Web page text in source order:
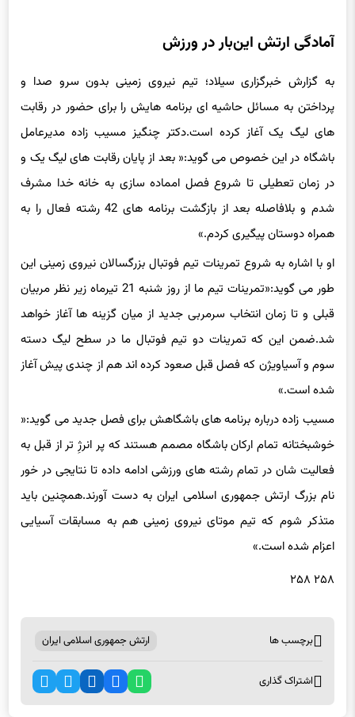
آمادگی ارتش این‌بار در ورزش
به گزارش خبرگزاری سیلاد؛ تیم نیروی زمینی بدون سرو صدا و
پرداختن به مسائل حاشیه ای برنامه هایش را برای حضور در رقابت
های لیگ یک آغاز کرده است.دکتر چنگیز مسیب زاده مدیرعامل
باشگاه در این خصوص می گوید:« بعد از پایان رقابت های لیگ یک و
در زمان تعطیلی تا شروع فصل امماده سازی به خانه خدا مشرف
شدم و بلافاصله بعد از بازگشت برنامه های 42 رشته فعال را به
همراه دوستان پیگیری کردم.»
او با اشاره به شروع تمرینات تیم فوتبال بزرگسالان نیروی زمینی این
طور می گوید:«تمرینات تیم ما از روز شنبه 21 تیرماه زیر نظر مربیان
قبلی و تا زمان انتخاب سرمربی جدید از میان گزینه ها آغاز خواهد
شد.ضمن این که تمرینات دو تیم فوتبال ما در سطح لیگ دسته
سوم و آسیاویژن که فصل قبل صعود کرده اند هم از چندی پیش آغاز
شده است.»
مسیب زاده درباره برنامه های باشگاهش برای فصل جدید می گوید:«
خوشبختانه تمام ارکان باشگاه مصمم هستند که پر انرژِ تر از قبل به
فعالیت شان در تمام رشته های ورزشی ادامه داده تا نتایجی در خور
نام بزرگ ارتش جمهوری اسلامی ایران به دست آورند.همچنین باید
متذکر شوم که تیم موتای نیروی زمینی هم به مسابقات آسیایی
اعزام شده است.»
۲۵۸ ۲۵۸
برچسب ها ارتش جمهوری اسلامی ایران
اشتراک گذاری